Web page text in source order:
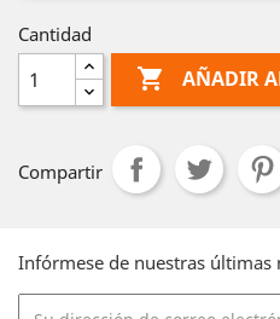
Cantidad
 AÑADIR
Compartir
Infórmese de nuestras últimas